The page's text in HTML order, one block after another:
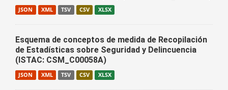
JSON XML TSV CSV XLSX
Esquema de conceptos de medida de Recopilación
de Estadísticas sobre Seguridad y Delincuencia
(ISTAC: CSM_C00058A)
JSON XML TSV CSV XLSX